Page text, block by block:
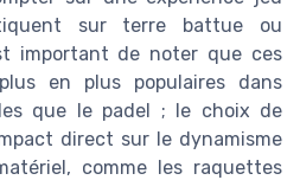
sur terre battue ou
important de noter que ces
en plus populaires dans
que le padel ; le choix de
direct sur le dynamisme
comme les raquettes